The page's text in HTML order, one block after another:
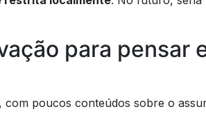
para pensar
poucos conteúdos sobre o